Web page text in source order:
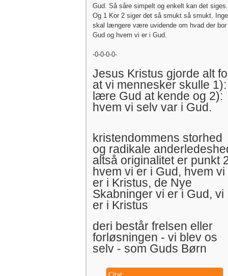
Gud. Så såre simpelt og enkelt kan det siges.
Og 1 Kor 2 siger det så smukt så smukt.
skal længere være uvidende om hvad der bor
Gud og hvem vi er i Gud.
-0-0-0-0-
Jesus Kristus gjorde alt
at vi mennesker skulle 1):
lære Gud at kende og 2):
hvem vi selv var i Gud.
kristendommens storhed
og radikale
altså originalitet er punkt
hvem vi er i Gud, hvem vi
er i Kristus, de Nye
Skabninger vi er i Gud, vi
er i Kristus
deri består frelsen eller
forløsningen - vi blev os
selv - som Guds Børn